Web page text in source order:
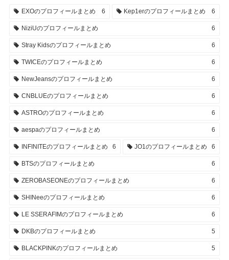
EXOのプロフィールまとめ 6 Kep1erのプロフィールまとめ 6
NiziUのプロフィールまとめ 6
Stray Kidsのプロフィールまとめ 6
TWICEのプロフィールまとめ 6
NewJeansのプロフィールまとめ 6
CNBLUEのプロフィールまとめ 6
ASTROのプロフィールまとめ 6
aespaのプロフィールまとめ 6
INFINITEのプロフィールまとめ 6 JO1のプロフィールまとめ 6
BTSのプロフィールまとめ 6
ZEROBASEONEのプロフィールまとめ 6
SHINeeのプロフィールまとめ 6
LE SSERAFIMのプロフィールまとめ 6
DKBのプロフィールまとめ 5
BLACKPINKのプロフィールまとめ 5